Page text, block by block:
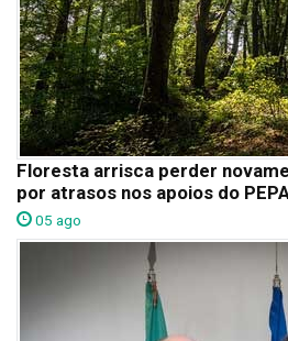
Floresta arrisca perder
por atrasos nos apoios do
05 ago